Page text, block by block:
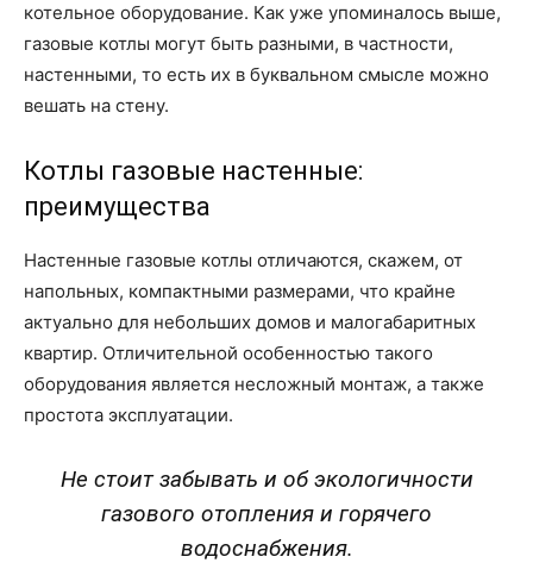
котельное оборудование. Как уже упоминалось выше,
газовые котлы могут быть разными, в частности,
настенными, то есть их в буквальном смысле можно
вешать на стену.
Котлы газовые настенные:
преимущества
Настенные газовые котлы отличаются, скажем, от
напольных, компактными размерами, что крайне
актуально для небольших домов и малогабаритных
квартир. Отличительной особенностью такого
оборудования является несложный монтаж, а также
простота эксплуатации.
Не стоит забывать и об экологичности
газового отопления и горячего
водоснабжения.